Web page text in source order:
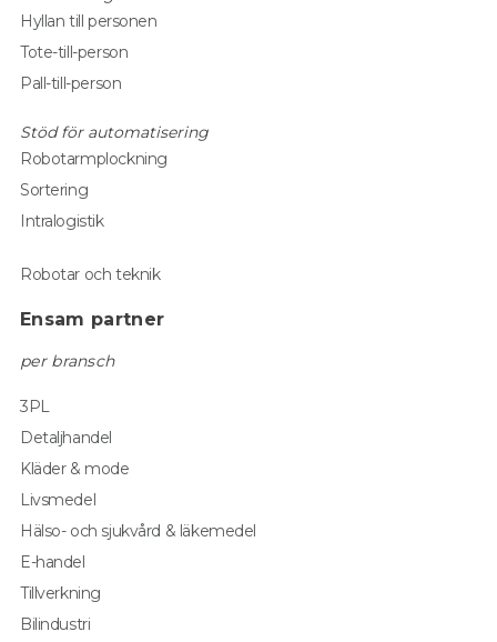
Hyllan till personen
Tote-till-person
Pall-till-person
Stöd för automatisering
Robotarmplockning
Sortering
Intralogistik
Robotar och teknik
Ensam partner
per bransch
3PL
Detaljhandel
Kläder & mode
Livsmedel
Hälso- och sjukvård & läkemedel
E-handel
Tillverkning
Bilindustri